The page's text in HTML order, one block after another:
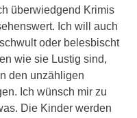
überwiedgend Krimis
Ich will auch
oder belesbischt
wie sie Lustig sind,
den unzähligen
Ich wünsch mir zu
Die Kinder werden